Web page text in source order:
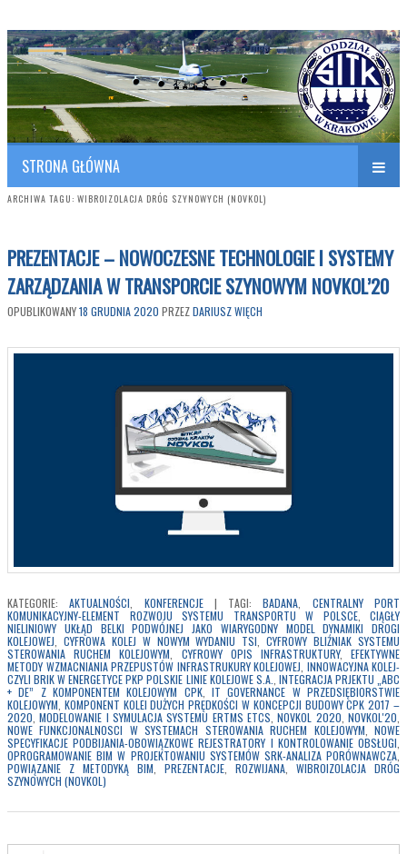
SITK RP Oddział w KRAKOWIE
Polish Association of Engineers & Technicians of Transportation
STRONA GŁÓWNA
ARCHIWA TAGU: WIBROIZOLACJA DRÓG SZYNOWYCH (NOVKOL)
PREZENTACJE – NOWOCZESNE TECHNOLOGIE I SYSTEMY
ZARZĄDZANIA W TRANSPORCIE SZYNOWYM NOVKOL’20
OPUBLIKOWANY18 GRUDNIA 2020 PRZEZDARIUSZ WIĘCH
KATEGORIE: AKTUALNOŚCI KONFERENCJE | TAGI: BADANA
CENTRALNY PORT
KOMUNIKACYJNY-ELEMENT ROZWOJU SYSTEMU TRANSPORTU W POLSCE, CIĄGŁY
NIELINIOWY UKŁĄD BELKI PODWÓJNEJ JAKO WIARYGODNY MODEL DYNAMIKI DROGI
KOLEJOWEJ
CYFROWA KOLEJ W NOWYM WYDANIU TSI ,CYFROWY BLIŹNIAK SYSTEMU
STEROWANIA RUCHEM KOLEJOWYM
CYFROWY OPIS INFRASTRUKTURY,EFEKTYWNE
METODY WZMACNIANIA PRZEPUSTÓW INFRASTRUKURY KOLEJOWEJ INNOWACYJNA KOLEJ-
CZYLI BRIK W ENERGETYCE PKP POLSKIE LINIE KOLEJOWE S.A. INTEGRACJA PRJEKTU „ABC
+ DE” Z KOMPONENTEM KOLEJOWYM CPK,IT GOVERNANCE W PRZEDSIĘBIORSTWIE
KOLEJOWYM KOMPONENT KOLEI DUŻYCH PRĘDKOŚCI W KONCEPCJI BUDOWY CPK 2017 –
2020 ,MODELOWANIE I SYMULACJA SYSTEMU ERTMS ETCS ,NOVKOL 2020 ,NOVKOL'20
NOWE FUNKCJONALNOSCI W SYSTEMACH STEROWANIA RUCHEM KOLEJOWYM ,NOWE
SPECYFIKACJE PODBIJANIA-OBOWIĄZKOWE REJESTRATORY I KONTROLOWANIE OBSŁUGI
OPROGRAMOWANIE BIM W PROJEKTOWANIU SYSTEMÓW SRK-ANALIZA PORÓWNAWCZA
POWIĄZANIE Z METODYKĄ BIM
PREZENTACJE ROZWIJANA
WIBROIZOLACJA DRÓG
SZYNOWYCH (NOVKOL)